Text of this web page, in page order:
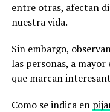
entre otras, afectan
nuestra vida.
Sin embargo,
las personas, a
que marcan
Como se indica en